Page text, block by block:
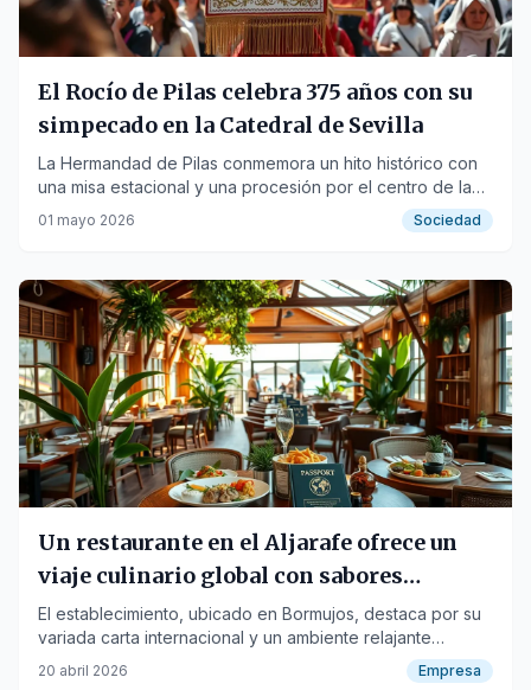
El Rocío de Pilas celebra 375 años con su
simpecado en la Catedral de Sevilla
La Hermandad de Pilas conmemora un hito histórico con
una misa estacional y una procesión por el centro de la
capital andaluza.
01 mayo 2026 Sociedad
Un restaurante en el Aljarafe ofrece un
viaje culinario global con sabores
exóticos
El establecimiento, ubicado en Bormujos, destaca por su
variada carta internacional y un ambiente relajante
inspirado en las palapas mexicanas.
20 abril 2026 Empresa